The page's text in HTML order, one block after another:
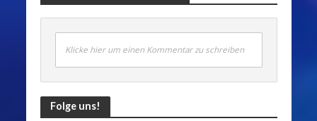
Klicke hier um einen Kommentar zu schreiben
Folge uns!